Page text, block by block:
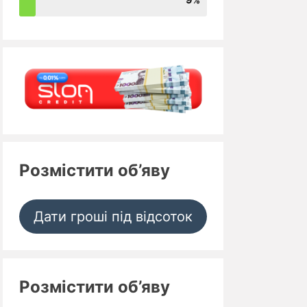
Розмістити об’яву
Дати гроші під відсоток
Розмістити об’яву